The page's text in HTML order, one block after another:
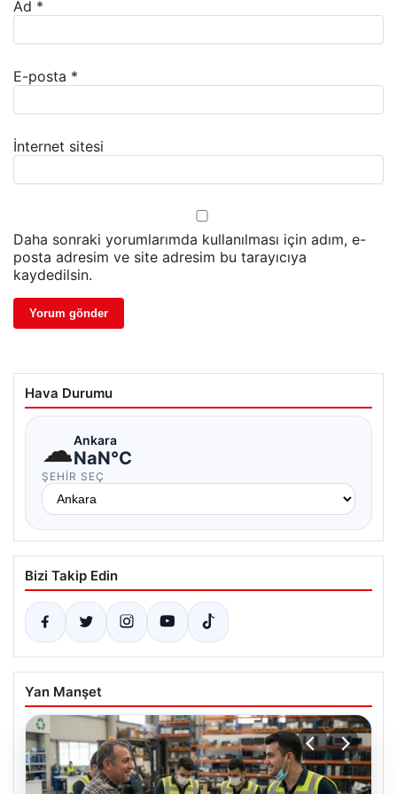
Ad *
E-posta *
İnternet sitesi
Daha sonraki yorumlarımda kullanılması için adım, e-
posta adresim ve site adresim bu tarayıcıya
kaydedilsin.
Hava Durumu
☁Ankara
NaN°C
ŞEHIR SEÇ
Bizi Takip Edin
Yan Manşet